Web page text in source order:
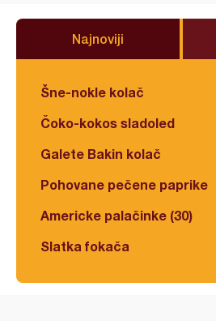
Najnoviji
Šne-nokle kolač
Čoko-kokos sladoled
Galete Bakin kolač
Pohovane pečene paprike
Americke palačinke (30)
Slatka fokača